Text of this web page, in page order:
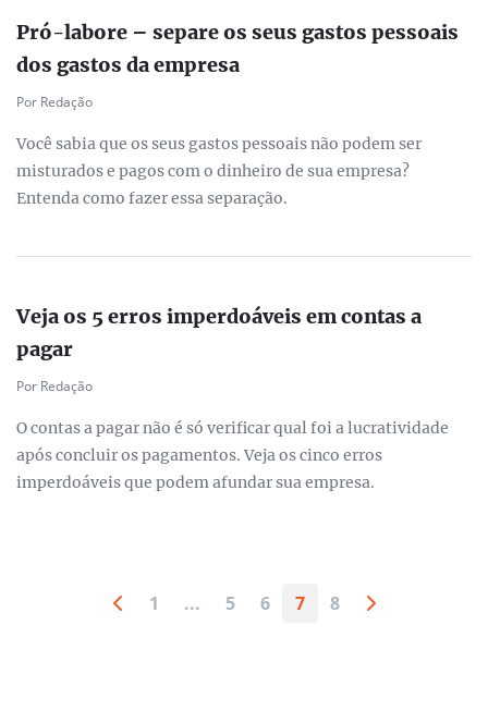
Pró-labore – separe os seus gastos pessoais
dos gastos da empresa
Por Redação
Você sabia que os seus gastos pessoais não podem ser
misturados e pagos com o dinheiro de sua empresa?
Entenda como fazer essa separação.
Veja os 5 erros imperdoáveis em contas a
pagar
Por Redação
O contas a pagar não é só verificar qual foi a lucratividade
após concluir os pagamentos. Veja os cinco erros
imperdoáveis que podem afundar sua empresa.
1 ... 5 6 7 8